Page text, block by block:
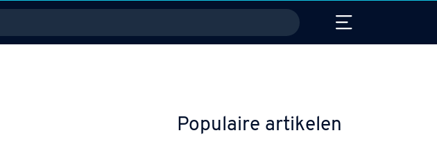
Populaire artikelen